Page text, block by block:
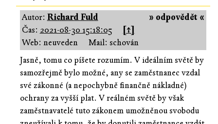
» odpovědět «
Autor: Richard Fuld
Čas: 2021-08-30 15:18:05
[↑]
Web: neuveden
Mail: schován
Jasně, tomu co píšete rozumím. V ideálním světě by
samozřejmě bylo možné, any se zaměstnanec vzdal
své zákonné (a nepochybně finančně nákladné)
ochrany za vyšší plat. V reálném světě by však
zaměstnavatelé tuto zákonem umožněnou svobodu